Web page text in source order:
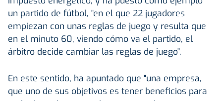
un partido de fútbol, "en el que 22 jugadores
empiezan con unas reglas de juego y resulta que
en el minuto 60, viendo cómo va el partido, el
árbitro decide cambiar las reglas de juego".
En este sentido, ha apuntado que "una empresa,
que uno de sus objetivos es tener beneficios para